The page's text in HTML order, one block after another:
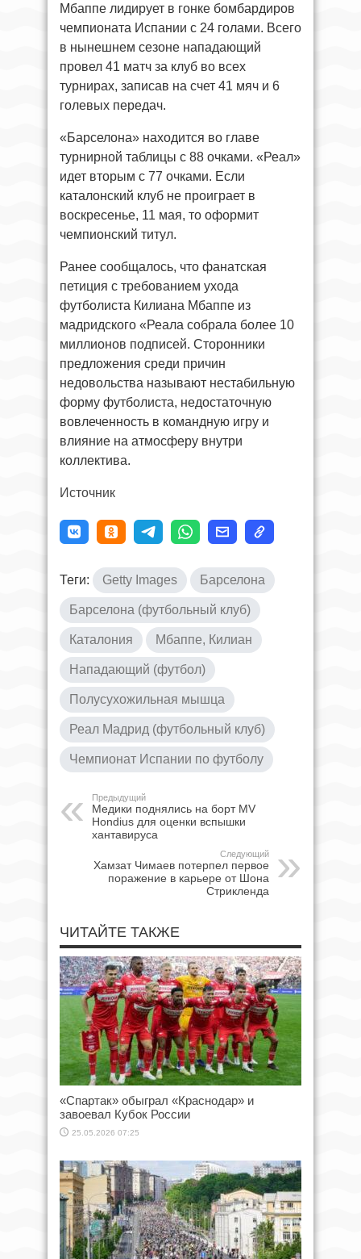
Мбаппе лидирует в гонке бомбардиров
чемпионата Испании с 24 голами. Всего
в нынешнем сезоне нападающий
провел 41 матч за клуб во всех
турнирах, записав на счет 41 мяч и 6
голевых передач.
«Барселона» находится во главе
турнирной таблицы с 88 очками. «Реал»
идет вторым с 77 очками. Если
каталонский клуб не проиграет в
воскресенье, 11 мая, то оформит
чемпионский титул.
Ранее сообщалось, что фанатская
петиция с требованием ухода
футболиста Килиана Мбаппе из
мадридского «Реала собрала более 10
миллионов подписей. Сторонники
предложения среди причин
недовольства называют нестабильную
форму футболиста, недостаточную
вовлеченность в командную игру и
влияние на атмосферу внутри
коллектива.
Источник
Теги: Getty Images Барселона
Барселона (футбольный клуб)
Каталония Мбаппе, Килиан
Нападающий (футбол)
Полусухожильная мышца
Реал Мадрид (футбольный клуб)
Чемпионат Испании по футболу
Предыдущий
Медики поднялись на борт MV
Hondius для оценки вспышки
хантавируса
Следующий
Хамзат Чимаев потерпел первое
поражение в карьере от Шона
Стрикленда
ЧИТАЙТЕ ТАКЖЕ
«Спартак» обыграл «Краснодар» и
завоевал Кубок России
25.05.2026 07:25